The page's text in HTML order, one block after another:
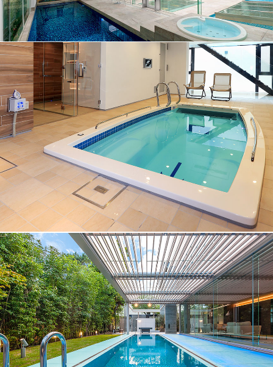
No.011 プール
No.006 プール